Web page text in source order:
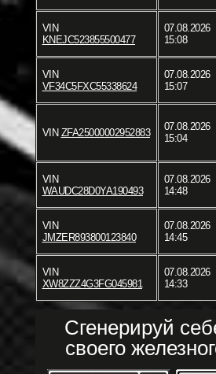
VIN
KNEJC523855500477
07.08.2026
15:08
VIN
VF34C5FXC55338624
07.08.2026
15:07
VIN ZFA25000002952883
07.08.2026
15:04
VIN
WAUDC28D0YA190493
07.08.2026
14:48
VIN
JMZER893800123840
07.08.2026
14:45
VIN
XW8ZZZ4G3FG045981
07.08.2026
14:33
Сгенерируй
своего